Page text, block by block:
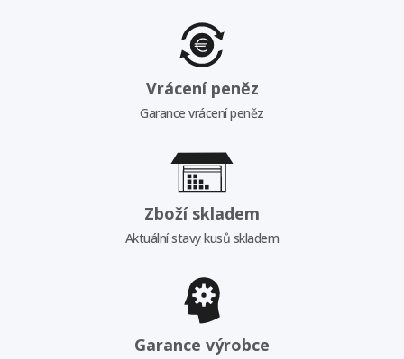
Vrácení peněz
Garance vrácení peněz
Zboží skladem
Aktuální stavy kusů skladem
Garance výrobce